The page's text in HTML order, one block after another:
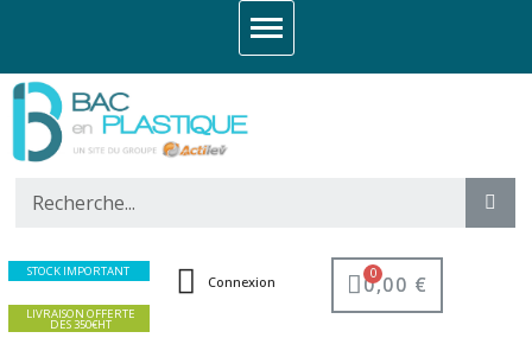
STOCK IMPORTANT
LIVRAISON OFFERTE
DES 350€HT
Connexion 0,00 €